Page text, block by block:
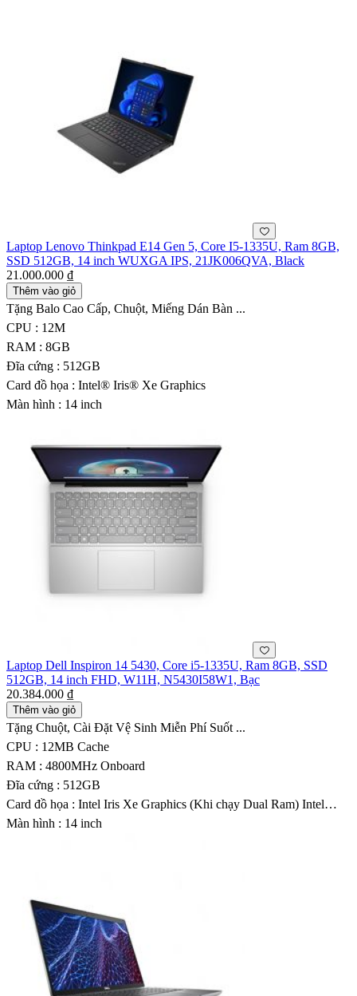
Laptop Lenovo Thinkpad E14 Gen 5, Core I5-1335U, Ram 8GB,
SSD 512GB, 14 inch WUXGA IPS, 21JK006QVA, Black
21.000.000 ₫
Thêm vào giỏ
Tặng Balo Cao Cấp, Chuột, Miếng Dán Bàn ...
CPU : 12M
RAM : 8GB
Đĩa cứng : 512GB
Card đồ họa : Intel® Iris® Xe Graphics
Màn hình : 14 inch
Laptop Dell Inspiron 14 5430, Core i5-1335U, Ram 8GB, SSD
512GB, 14 inch FHD, W11H, N5430I58W1, Bạc
20.384.000 ₫
Thêm vào giỏ
Tặng Chuột, Cài Đặt Vệ Sinh Miễn Phí Suốt ...
CPU : 12MB Cache
RAM : 4800MHz Onboard
Đĩa cứng : 512GB
Card đồ họa : Intel Iris Xe Graphics (Khi chạy Dual Ram) Intel
UHD Graphics
Màn hình : 14 inch